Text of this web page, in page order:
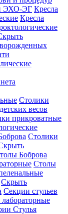
ЭХО-ЭГ Кресла
Кресла
Столики
весов
прикроватные
Столики
Боброва
Столы
Скрыть
Секции стульев
лабораторные
Стулья